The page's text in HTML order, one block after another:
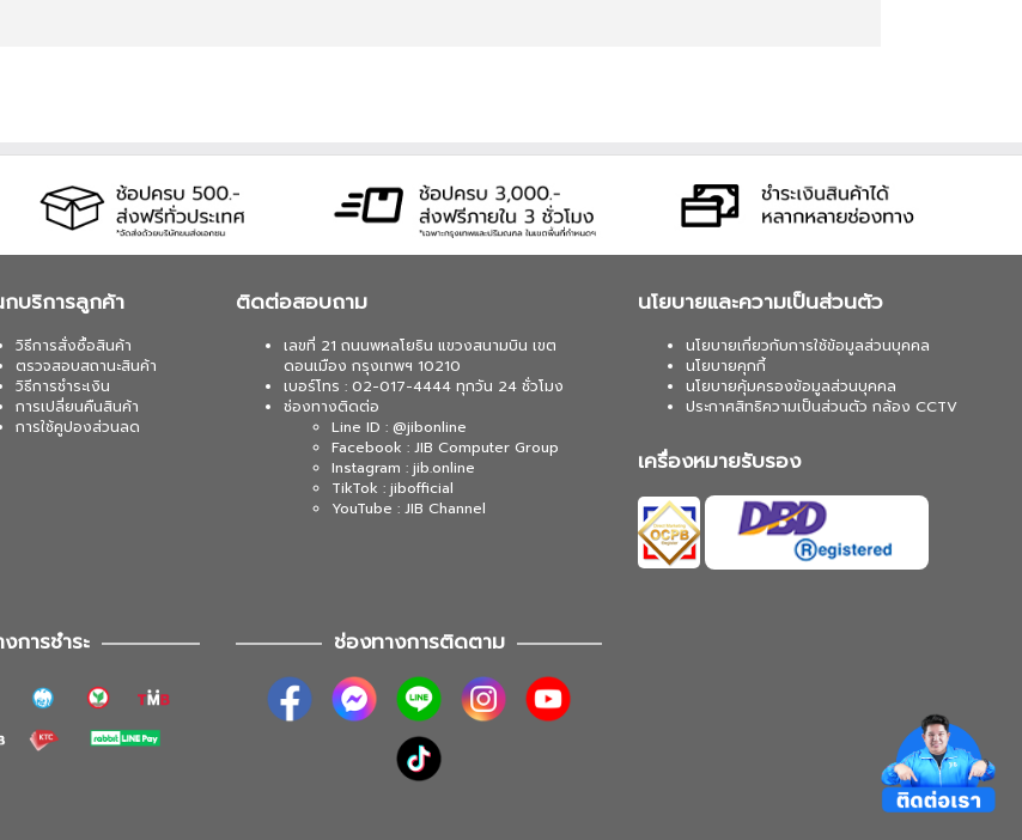
บริการลูกค้า
วิธีการสั่งซื้อสินค้า
ตรวจสอบสถานะสินค้า
วิธีการชำระเงิน
การเปลี่ยนคืนสินค้า
การใช้คูปองส่วนลด
ติดต่อสอบถาม
เลขที่ 21 ถนนพหลโยธิน แขวงสนามบิน เขต
ดอนเมือง กรุงเทพฯ 10210
เบอร์โทร : 02-017-4444 ทุกวัน 24 ชั่วโมง
ช่องทางติดต่อ
Line ID : @jibonline
Facebook : JIB Computer Group
Instagram : jib.online
TikTok : jibofficial
YouTube : JIB Channel
นโยบายและความเป็นส่วนตัว
นโยบายเกี่ยวกับการใช้ข้อมูลส่วนบุคคล
นโยบายคุกกี้
นโยบายคุ้มครองข้อมูลส่วนบุคคล
ประกาศสิทธิความเป็นส่วนตัว กล้อง CCTV
เครื่องหมายรับรอง
การชำระ ช่องทางการติดตาม